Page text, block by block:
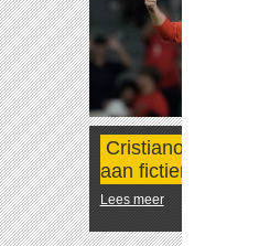
waagt zich